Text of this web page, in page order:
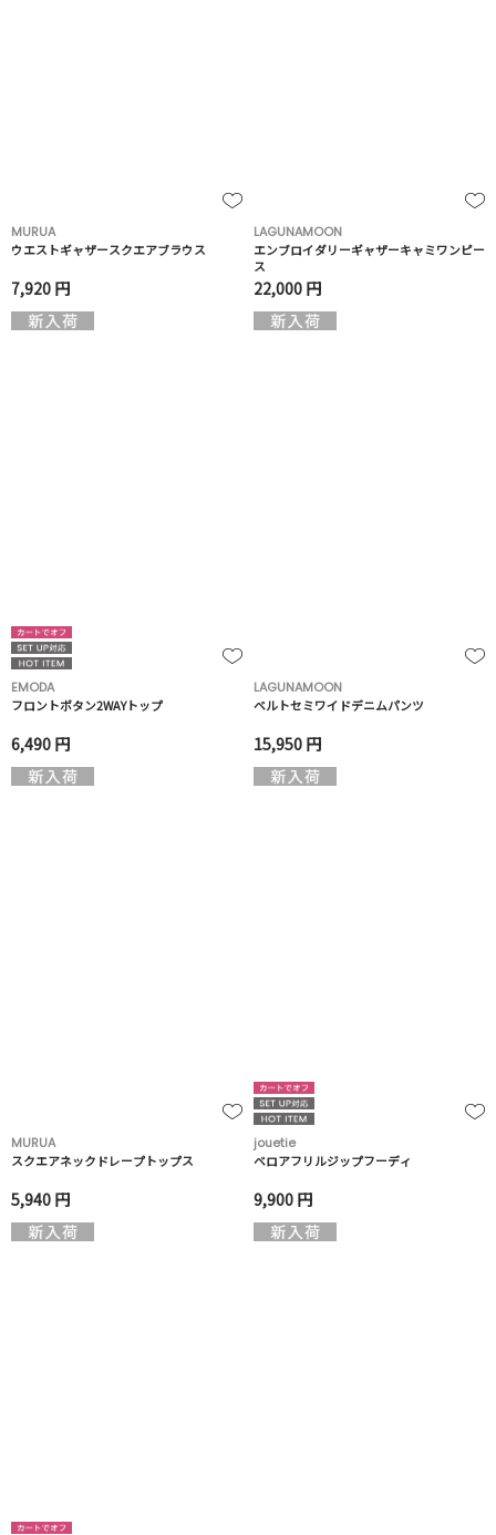
MURUA
ウエストギャザースクエアブラウス
7,920 円
LAGUNAMOON
エンブロイダリーギャザーキャミワンピー
ス
22,000 円
EMODA
フロントボタン2WAYトップ
6,490 円
LAGUNAMOON
ベルトセミワイドデニムパンツ
15,950 円
MURUA
スクエアネックドレープトップス
5,940 円
jouetie
ベロアフリルジップフーディ
9,900 円